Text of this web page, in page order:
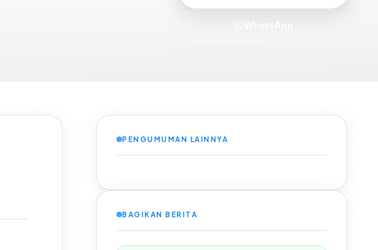
PENGUMUMAN LAINNYA
BAGIKAN BERITA